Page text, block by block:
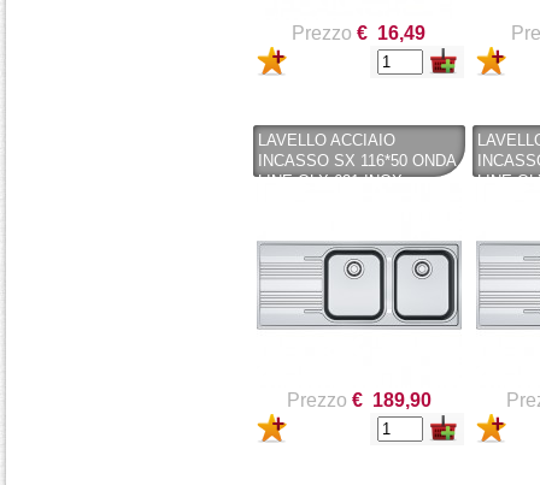
Prezzo € 16,49
LAVELLO ACCIAIO
INCASSO SX 116*50 ONDA
LINE OLX 621 INOX
Prezzo € 189,90
LINE